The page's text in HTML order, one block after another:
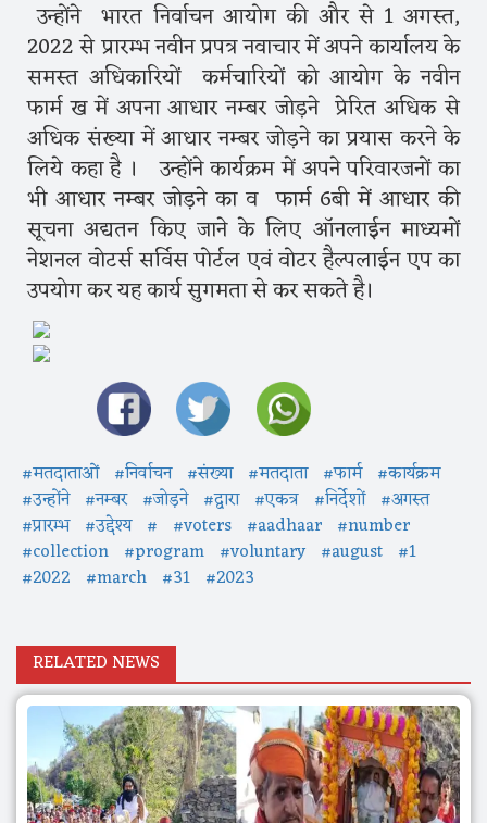
उन्होंने भारत निर्वाचन आयोग की और से 1 अगस्त,
2022 से प्रारम्भ नवीन प्रपत्र नवाचार में अपने कार्यालय के
समस्त अधिकारियों कर्मचारियों को आयोग के नवीन
फार्म ख में अपना आधार नम्बर जोड़ने प्रेरित अधिक से
अधिक संख्या में आधार नम्बर जोड़ने का प्रयास करने के
लिये कहा है । उन्होंने कार्यक्रम में अपने परिवारजनों का
भी आधार नम्बर जोड़ने का व फार्म 6बी में आधार की
सूचना अद्यतन किए जाने के लिए ऑनलाईन माध्यमों
नेशनल वोटर्स सर्विस पोर्टल एवं वोटर हैल्पलाईन एप का
उपयोग कर यह कार्य सुगमता से कर सकते है।
#मतदाताओं #निर्वाचन #संख्या #मतदाता #फार्म #कार्यक्रम
#उन्होंने #नम्बर #जोड़ने #द्वारा #एकत्र #निर्देशों #अगस्त
#प्रारम्भ #उद्देश्य # #voters #aadhaar #number
#collection #program #voluntary #august #1
#2022 #march #31 #2023
RELATED NEWS